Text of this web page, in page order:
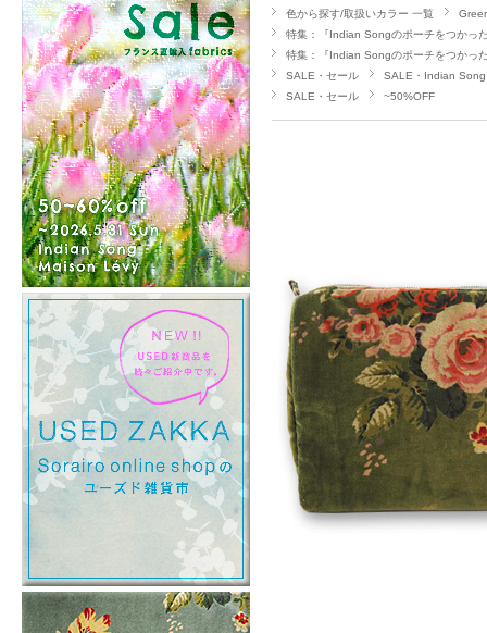
色から探す/取扱いカラー 一覧
特集：『Indian Songのポーチをつかっ
特集：『Indian Songのポーチをつかっ
SALE・セール
SALE・Indian Song
SALE・セール
~50%OFF